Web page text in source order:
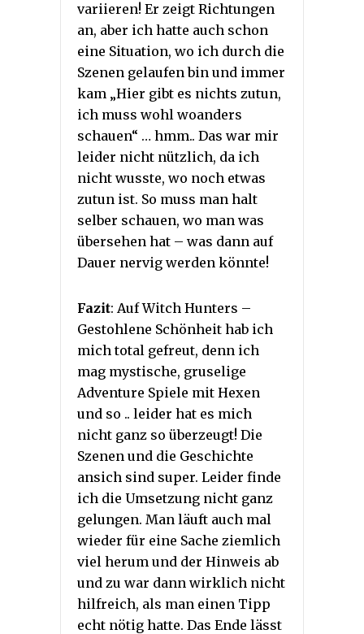
variieren! Er zeigt Richtungen
an, aber ich hatte auch schon
eine Situation, wo ich durch die
Szenen gelaufen bin und immer
kam „Hier gibt es nichts zutun,
ich muss wohl woanders
schauen“ … hmm.. Das war mir
leider nicht nützlich, da ich
nicht wusste, wo noch etwas
zutun ist. So muss man halt
selber schauen, wo man was
übersehen hat – was dann auf
Dauer nervig werden könnte!
Fazit: Auf Witch Hunters –
Gestohlene Schönheit hab ich
mich total gefreut, denn ich
mag mystische, gruselige
Adventure Spiele mit Hexen
und so .. leider hat es mich
nicht ganz so überzeugt! Die
Szenen und die Geschichte
ansich sind super. Leider finde
ich die Umsetzung nicht ganz
gelungen. Man läuft auch mal
wieder für eine Sache ziemlich
viel herum und der Hinweis ab
und zu war dann wirklich nicht
hilfreich, als man einen Tipp
echt nötig hatte. Das Ende lässt